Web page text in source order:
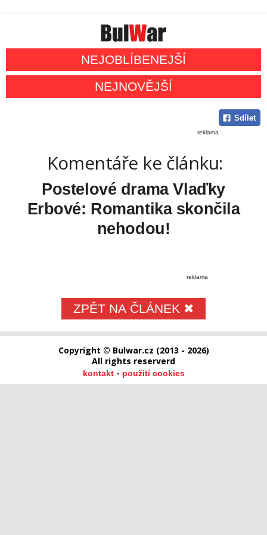
NEJOBLÍBENEJŠÍ
NEJNOVĚJŠÍ
Sdílet
reklama
Komentáře ke článku:
Postelové drama Vlaďky
Erbové: Romantika skončila
nehodou!
reklama
ZPĚT NA ČLÁNEK ✖
Copyright © Bulwar.cz (2013 - 2026)
All rights reserverd
kontakt- použití cookies